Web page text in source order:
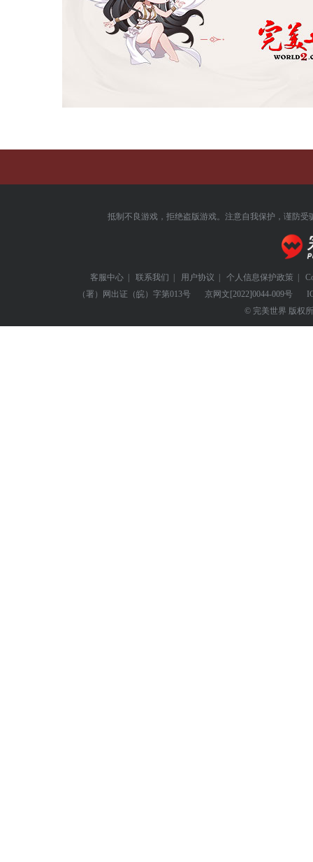
抵制不良游戏，拒绝盗版游戏。注意自我保护，谨防受
客服中心 | 联系我们 | 用户协议 | 个人信息保护政策 |
（署）网出证（皖）字第013号
京网文[2022]0044-009号
© 完美世界 版权所